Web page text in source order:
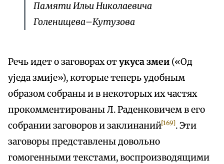
Памяти Ильи Николаевича
Голенищева–Кутузова
Речь идет о заговорах отукуса змеи («Од
уједа змије»), которые теперь удобным
образом собраны и в некоторых их частях
прокомментированы Л. Раденковичем в его
собрании заговоров и заклинаний[169]. Эти
заговоры представлены довольно
гомогенными текстами, воспроизводящими